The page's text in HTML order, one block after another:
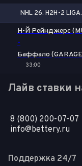
NHL 26. H2H-2
Н-Й Рейнджерс
-
Баффало
33:00
Лайв ставки
8 (800) 200-07-07
info@bettery.ru
Поддержка 24/7